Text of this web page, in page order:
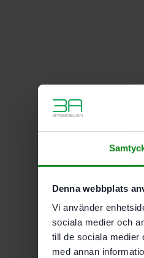
Denna webbplats
Vi använder
sociala medier och
till de sociala medier
med annan